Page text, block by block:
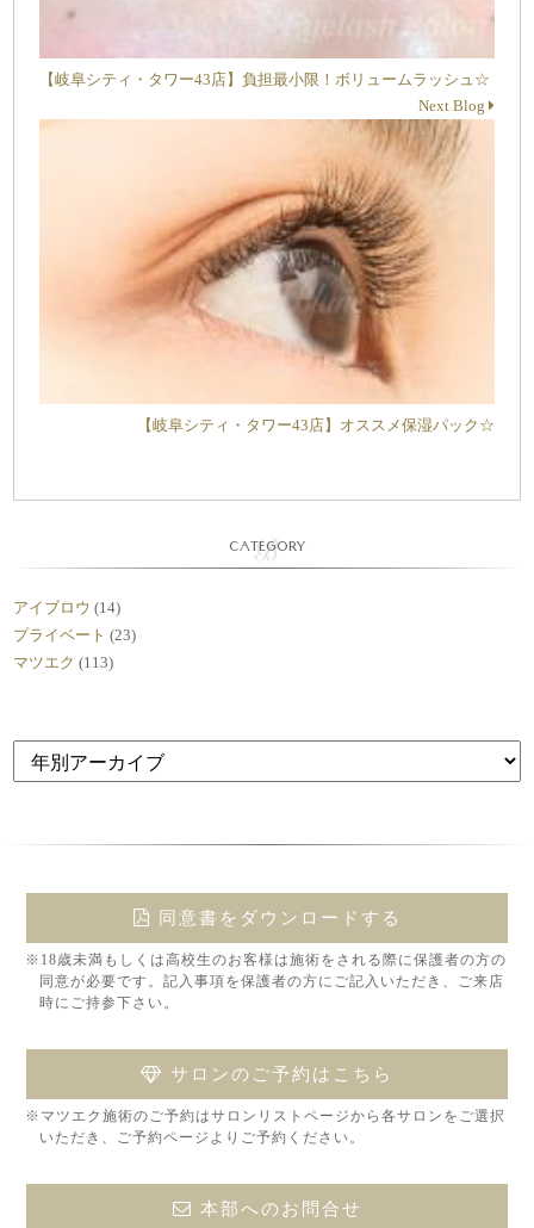
【岐阜シティ・タワー43店】負担最小限！ボリュームラッシュ☆
Next Blog
【岐阜シティ・タワー43店】オススメ保湿パック☆
CATEGORY
アイブロウ (14)
プライベート (23)
マツエク (113)
同意書をダウンロードする
※18歳未満もしくは高校生のお客様は施術をされる際に保護者の方の
同意が必要です。記入事項を保護者の方にご記入いただき、ご来店
時にご持参下さい。
サロンのご予約はこちら
※マツエク施術のご予約はサロンリストページから各サロンをご選択
いただき、ご予約ページよりご予約ください。
本部へのお問合せ